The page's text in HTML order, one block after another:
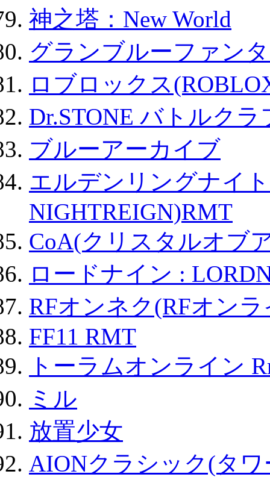
神之塔：New World
グランブルーファン
ロブロックス
Dr.STONE バトルク
ブルーアーカイブ
エルデンリングナイ
NIGHTREIGN)RMT
CoA(クリスタルオブ
ロードナイン :
RFオンネク(RFオン
FF11 RMT
トーラムオンライン
ミル
放置少女
AIONクラシック(タ